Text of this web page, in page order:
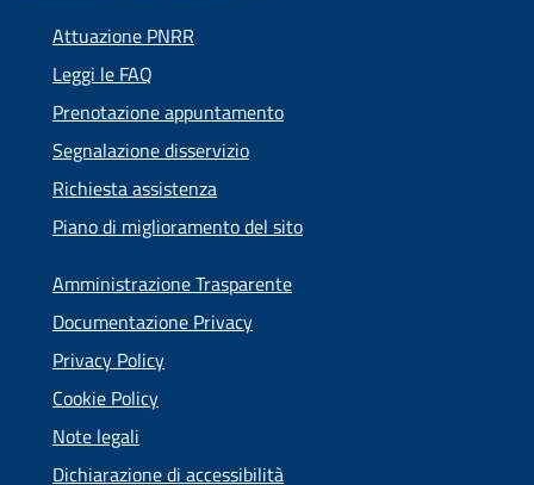
Attuazione PNRR
Leggi le FAQ
Prenotazione appuntamento
Segnalazione disservizio
Richiesta assistenza
Piano di miglioramento del sito
Amministrazione Trasparente
Documentazione Privacy
Privacy Policy
Cookie Policy
Note legali
Dichiarazione di accessibilità